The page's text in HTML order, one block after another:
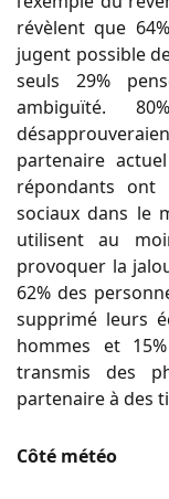
révèlent que
jugent possible
seuls 29%
ambiguïté.
partenaire
répondants ont
sociaux dans le
utilisent au
provoquer la
62% des
supprimé leurs
hommes et
transmis des
partenaire à des
Côté météo